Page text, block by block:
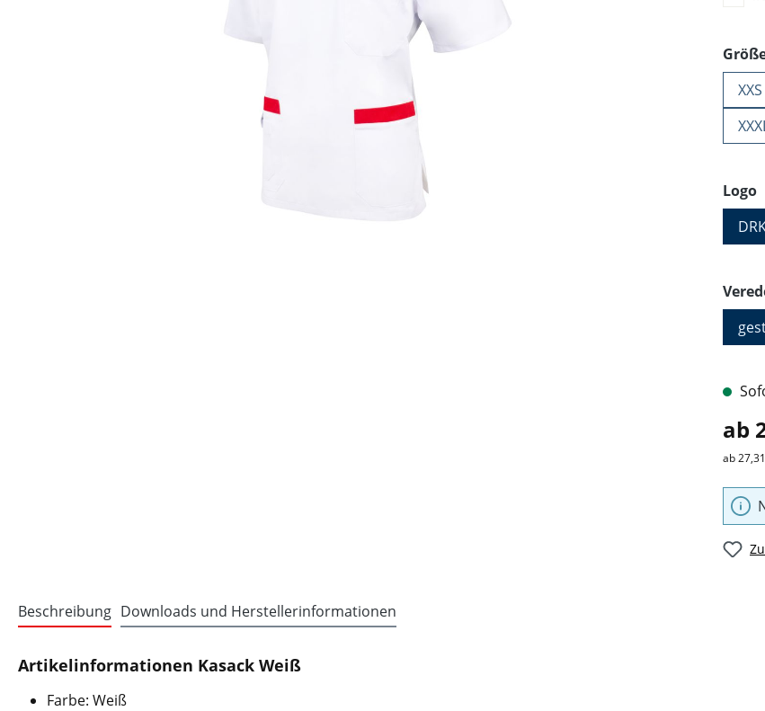
XXS
Logo
ab
ab
Beschreibung Downloads und Herstellerinformationen
Artikelinformationen Kasack Weiß
Farbe: Weiß